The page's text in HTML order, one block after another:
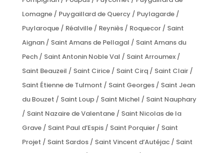
Lomagne / Puygaillard de Quercy / Puylagarde /
Puylaroque / Réalville / Reyniès / Roquecor / Saint
Aignan / Saint Amans de Pellagal / Saint Amans du
Pech / Saint Antonin Noble Val / Saint Arroumex /
Saint Beauzeil / Saint Cirice / Saint Cirq / Saint Clair /
Saint Étienne de Tulmont / Saint Georges / Saint Jean
du Bouzet / Saint Loup / Saint Michel / Saint Nauphary
/ Saint Nazaire de Valentane / Saint Nicolas de la
Grave / Saint Paul d’Espis / Saint Porquier / Saint
Projet / Saint Sardos / Saint Vincent d’Autéjac / Saint